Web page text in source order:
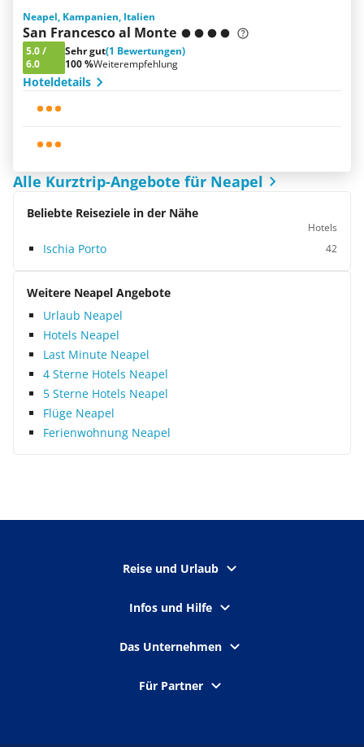
Neapel, Kampanien, Italien
San Francesco al Monte
5.0/
6.0
Sehr gut(1 Bewertungen)
100 %Weiterempfehlung
Hoteldetails
Alle Kurztrip-Angebote für Neapel
Beliebte Reiseziele in der Nähe
Hotels
Ischia Porto 42
Weitere Neapel Angebote
Urlaub Neapel
Hotels Neapel
Last Minute Neapel
4 Sterne Hotels Neapel
5 Sterne Hotels Neapel
Flüge Neapel
Ferienwohnung Neapel
Reise und Urlaub
Infos und Hilfe
Das Unternehmen
Für Partner